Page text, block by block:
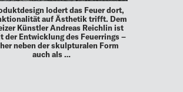
lodert das Feuer dort,
auf Ästhetik trifft. Dem
Künstler Andreas Reichlin ist
der Entwicklung des Feuerrings –
neben der skulpturalen Form
auch als …